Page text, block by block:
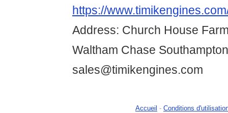
https://
Address: Church House
Waltham Chase Southampton
sales@timikengines.com
Accueil - Conditions